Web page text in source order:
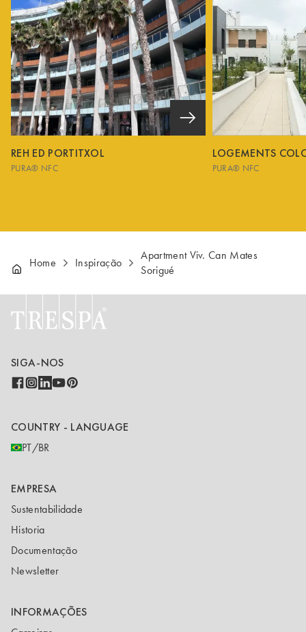
REH ED PORTITXOL
PURA® NFC
LOGEMENTS
PURA® NFC
Home Inspiração
Apartment Viv. Can Mates
Sorigué
SIGA-NOS
COUNTRY - LANGUAGE
PT/BR
EMPRESA
Sustentabilidade
Historia
Documentação
Newsletter
INFORMAÇÕES